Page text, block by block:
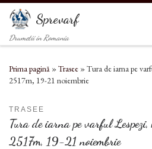
Sari la conținut
Sprevarf
Drumetii in Romania
Prima pagină »Trasee »Tura de iarna pe
2517m, 19-21 noiembrie
TRASEE
Tura de iarna pe varful
2517m, 19-21 noiembrie